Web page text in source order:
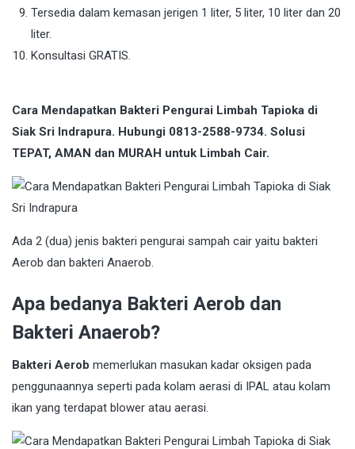
Tersedia dalam kemasan jerigen 1 liter, 5 liter, 10 liter dan 20
liter.
Konsultasi GRATIS.
Cara Mendapatkan Bakteri Pengurai Limbah Tapioka di
Siak Sri Indrapura. Hubungi 0813-2588-9734. Solusi
TEPAT, AMAN dan MURAH untuk Limbah Cair.
Ada 2 (dua) jenis bakteri pengurai sampah cair yaitu bakteri
Aerob dan bakteri Anaerob.
Apa bedanya Bakteri Aerob dan
Bakteri Anaerob?
Bakteri Aerob memerlukan masukan kadar oksigen pada
penggunaannya seperti pada kolam aerasi di IPAL atau kolam
ikan yang terdapat blower atau aerasi.